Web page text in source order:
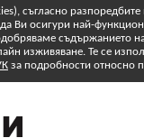
съгласно разпоредбите
Ви осигури най-
съдържанието
изживяване. Те се
за подробности относно